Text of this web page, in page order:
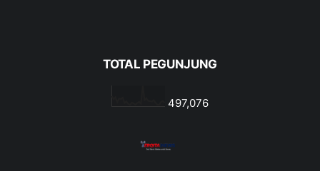
TOTAL PEGUNJUNG
497,076